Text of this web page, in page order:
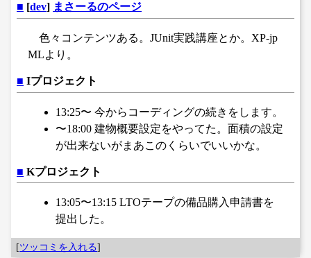
■ [dev] まさーるのページ
色々コンテンツある。JUnit実践講座とか。XP-jp
MLより。
■ Iプロジェクト
13:25〜 今からコーディングの続きをします。
〜18:00 建物概要設定をやってた。面積の設定
が出来ないがまあこのくらいでいいかな。
■ Kプロジェクト
13:05〜13:15 LTOテープの備品購入申請書を
提出した。
[ツッコミを入れる]